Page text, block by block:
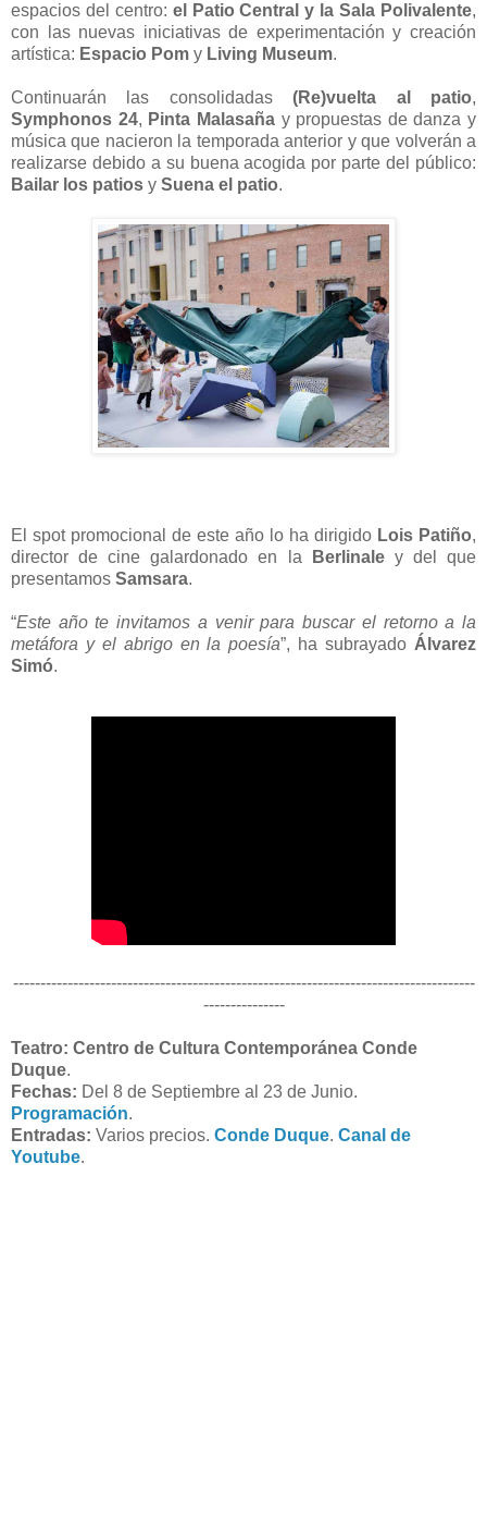
espacios del centro: el Patio Central y la Sala Polivalente,
con las nuevas iniciativas de experimentación y creación
artística: Espacio Pom y Living Museum.
Continuarán las consolidadas(Re)vuelta al patio,
Symphonos 24, Pinta Malasañay propuestas de danza y
música que nacieron la temporada anterior y que volverán a
realizarse debido a su buena acogida por parte del público:
Bailar los patios y Suena el patio.
El spot promocional de este año lo ha dirigido Lois Patiño,
director de cine galardonado en laBerlinale y del que
presentamos Samsara.
“Este año te invitamos a venir para buscar el retorno a la
metáfora y el abrigo en la poesía”, ha subrayadoÁlvarez
Simó.
-------------------------------------------------------------------------------------
---------------
Teatro: Centro de Cultura Contemporánea Conde
Duque.
Fechas: Del 8 de Septiembre al 23 de Junio.
Programación.
Entradas: Varios precios. Conde Duque. Canal de
Youtube.